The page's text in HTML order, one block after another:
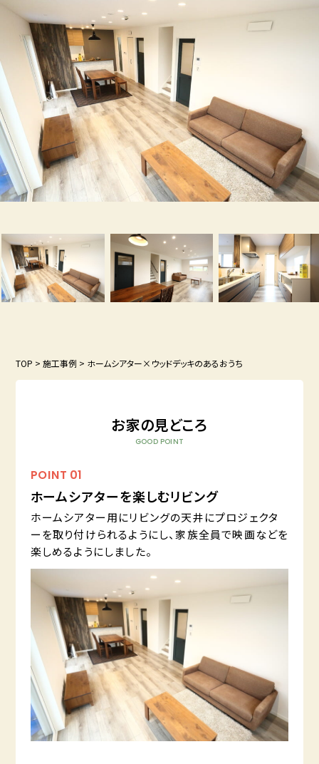
TOP >施工事例 > ホームシアター×ウッドデッキのあるおうち
お家の見どころ
GOOD POINT
POINT 01
ホームシアターを楽しむリビング
ホームシアター用にリビングの天井にプロジェクタ
ーを取り付けられるようにし、家族全員で映画などを
楽しめるようにしました。